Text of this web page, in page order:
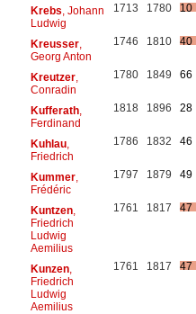
Krebs , Johann
Ludwig
1713 1780 10
Kreusser,
Georg Anton
1746 1810 40
Kreutzer,
Conradin
1780 1849 66
Kufferath,
Ferdinand
1818 1896 28
Kuhlau,
Friedrich
1786 1832 46
Kummer,
Frédéric
1797 1879 49
Kuntzen,
Friedrich
Ludwig
Aemilius
1761 1817 47
Kunzen,
Friedrich
Ludwig
Aemilius
1761 1817 47